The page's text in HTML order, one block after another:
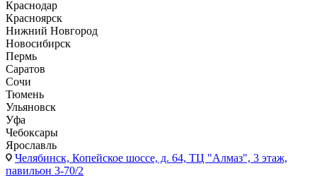
Краснодар
Красноярск
Нижний Новгород
Новосибирск
Пермь
Саратов
Сочи
Тюмень
Ульяновск
Уфа
Чебоксары
Ярославль
Челябинск, Копейское шоссе, д. 64, ТЦ "Алмаз", 3 этаж,
павильон 3-70/2